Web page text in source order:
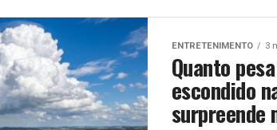
ENTRETENIMENTO 3
Quanto
escondido
surpreende